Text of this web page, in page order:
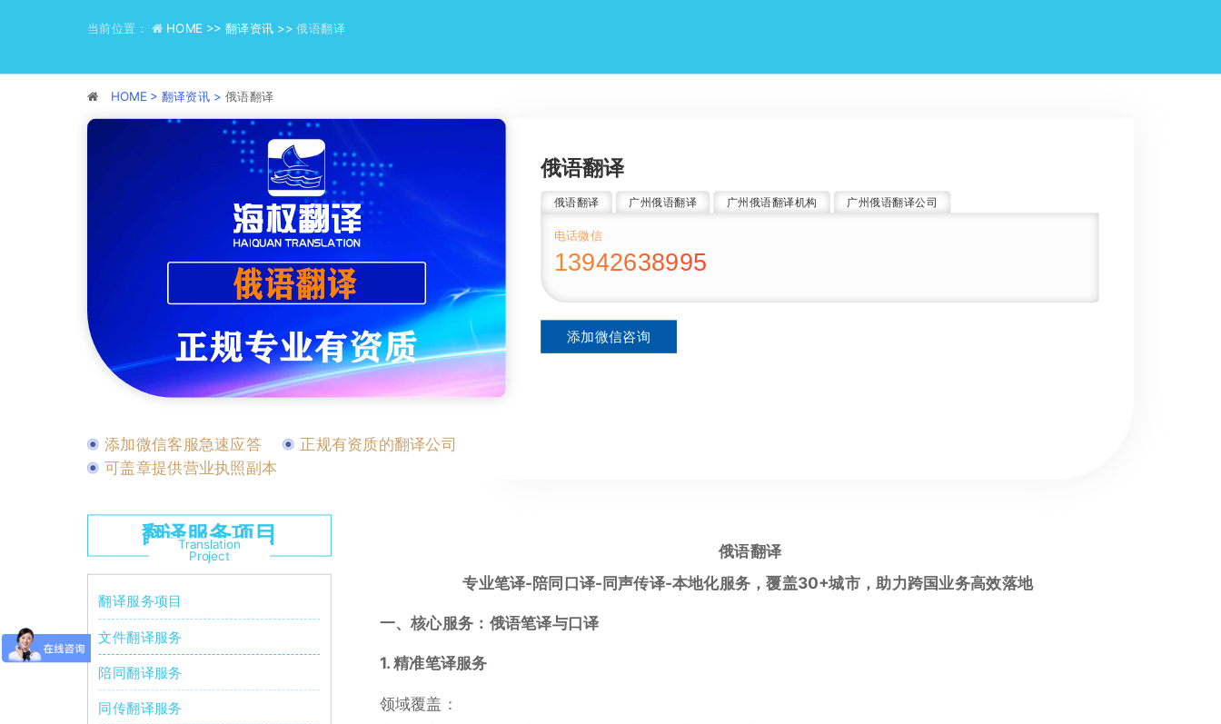
当前位置： HOME >> 翻译资讯 >>俄语翻译
HOME > 翻译资讯 > 俄语翻译
添加微信客服急速应答
正规有资质的翻译公司
可盖章提供营业执照副本
俄语翻译
俄语翻译 广州俄语翻译 广州俄语翻译机构 广州俄语翻译公司
电话微信
13942638995
添加微信咨询
俄语翻译
专业笔译-陪同口译-同声传译-本地化服务，覆盖30+城市，助力跨国业务高效落地
一、核心服务：俄语笔译与口译
1. 精准笔译服务
领域覆盖：
翻译服务项目
Translation
Project
翻译服务项目
文件翻译服务
陪同翻译服务
同传翻译服务